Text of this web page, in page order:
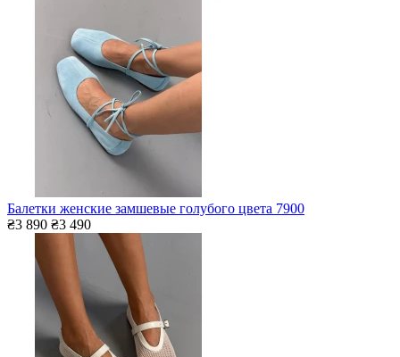
Балетки женские замшевые голубого цвета 7900
₴3 890 ₴3 490